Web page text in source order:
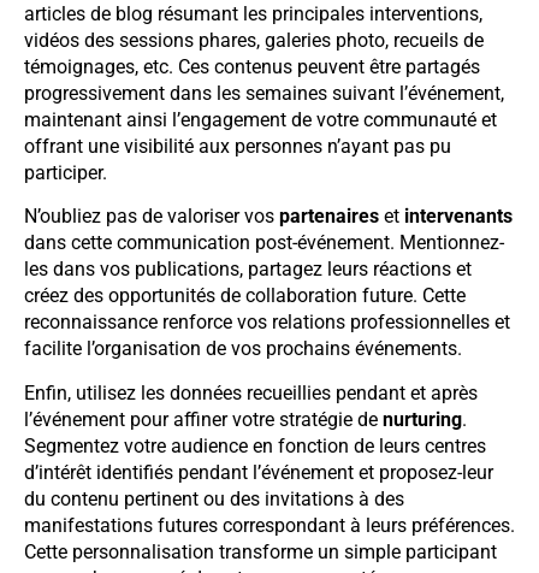
articles de blog résumant les principales interventions,
vidéos des sessions phares, galeries photo, recueils de
témoignages, etc. Ces contenus peuvent être partagés
progressivement dans les semaines suivant l’événement,
maintenant ainsi l’engagement de votre communauté et
offrant une visibilité aux personnes n’ayant pas pu
participer.
N’oubliez pas de valoriser vos partenaires et intervenants
dans cette communication post-événement. Mentionnez-
les dans vos publications, partagez leurs réactions et
créez des opportunités de collaboration future. Cette
reconnaissance renforce vos relations professionnelles et
facilite l’organisation de vos prochains événements.
Enfin, utilisez les données recueillies pendant et après
l’événement pour affiner votre stratégie de nurturing.
Segmentez votre audience en fonction de leurs centres
d’intérêt identifiés pendant l’événement et proposez-leur
du contenu pertinent ou des invitations à des
manifestations futures correspondant à leurs préférences.
Cette personnalisation transforme un simple participant